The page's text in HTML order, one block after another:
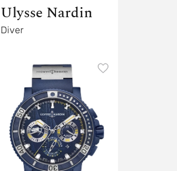
Ulysse Nardin
Diver